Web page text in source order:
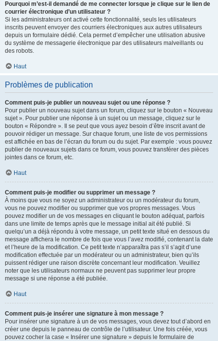
Pourquoi m’est-il demandé de me connecter lorsque je clique sur le lien de
courrier électronique d’un utilisateur ?
Si les administrateurs ont activé cette fonctionnalité, seuls les utilisateurs
inscrits peuvent envoyer des courriers électroniques aux autres utilisateurs
depuis un formulaire dédié. Cela permet d’empêcher une utilisation abusive
du système de messagerie électronique par des utilisateurs malveillants ou
des robots.
Haut
Problèmes de publication
Comment puis-je publier un nouveau sujet ou une réponse ?
Pour publier un nouveau sujet dans un forum, cliquez sur le bouton « Nouveau
sujet ». Pour publier une réponse à un sujet ou un message, cliquez sur le
bouton « Répondre ». Il se peut que vous ayez besoin d’être inscrit avant de
pouvoir rédiger un message. Sur chaque forum, une liste de vos permissions
est affichée en bas de l’écran du forum ou du sujet. Par exemple : vous pouvez
publier de nouveaux sujets dans ce forum, vous pouvez transférer des pièces
jointes dans ce forum, etc.
Haut
Comment puis-je modifier ou supprimer un message ?
À moins que vous ne soyez un administrateur ou un modérateur du forum,
vous ne pouvez modifier ou supprimer que vos propres messages. Vous
pouvez modifier un de vos messages en cliquant le bouton adéquat, parfois
dans une limite de temps après que le message initial ait été publié. Si
quelqu’un a déjà répondu à votre message, un petit texte situé en dessous du
message affichera le nombre de fois que vous l’avez modifié, contenant la date
et l’heure de la modification. Ce petit texte n’apparaîtra pas s’il s’agit d’une
modification effectuée par un modérateur ou un administrateur, bien qu’ils
puissent rédiger une raison discrète concernant leur modification. Veuillez
noter que les utilisateurs normaux ne peuvent pas supprimer leur propre
message si une réponse a été publiée.
Haut
Comment puis-je insérer une signature à mon message ?
Pour insérer une signature à un de vos messages, vous devez tout d’abord en
créer une depuis le panneau de contrôle de l’utilisateur. Une fois créée, vous
pouvez cocher la case « Insérer une signature » depuis le formulaire de